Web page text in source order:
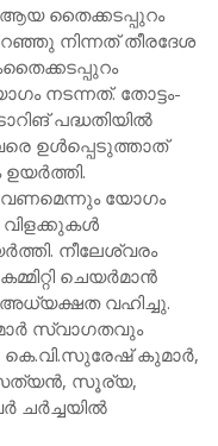
ആയ തൈക്കടപ്പുറം
നിന്നത്‌ തീരദേശ
നടന്നത്‌. തോട്ടം-
പദ്ധതിയില്‍
ഉള്‍പ്പെടുത്താത്‌
യോഗം
നീലേശ്വരം
ചെയര്‍മാന്‍
വഹിച്ചു.
സ്വാഗതവും
കുമാര്‍,
സത്യന്‍, സൂര്യ,
ചര്‍ച്ചയില്‍